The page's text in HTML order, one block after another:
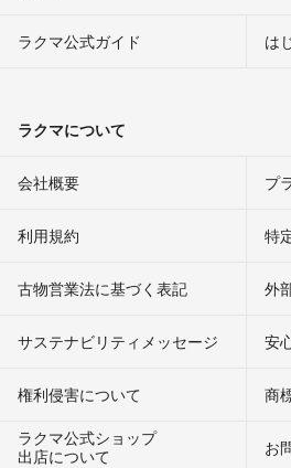
ラクマ公式ガイド は
ラクマについて
会社概要 プ
利用規約 特
古物営業法に基づく表記 外
サステナビリティメッセージ 安
権利侵害について
商
ラクマ公式ショップ
出店について
お